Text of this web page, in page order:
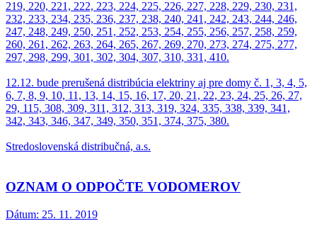
219, 220, 221, 222, 223, 224, 225, 226, 227, 228, 229, 230, 231,
232, 233, 234, 235, 236, 237, 238, 240, 241, 242, 243, 244, 246,
247, 248, 249, 250, 251, 252, 253, 254, 255, 256, 257, 258, 259,
260, 261, 262, 263, 264, 265, 267, 269, 270, 273, 274, 275, 277,
297, 298, 299, 301, 302, 304, 307, 310, 331, 410.
12.12. bude prerušená distribúcia elektriny aj pre domy č. 1, 3, 4, 5,
6, 7, 8, 9, 10, 11, 13, 14, 15, 16, 17, 20, 21, 22, 23, 24, 25, 26, 27,
29, 115, 308, 309, 311, 312, 313, 319, 324, 335, 338, 339, 341,
342, 343, 346, 347, 349, 350, 351, 374, 375, 380.
Stredoslovenská distribučná, a.s.
OZNAM O ODPOČTE VODOMEROV
Dátum: 25. 11. 2019